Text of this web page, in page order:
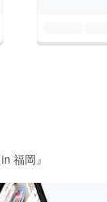
福岡』